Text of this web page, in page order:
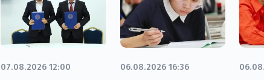
07.08.2026 12:00 06.08.2026 16:36